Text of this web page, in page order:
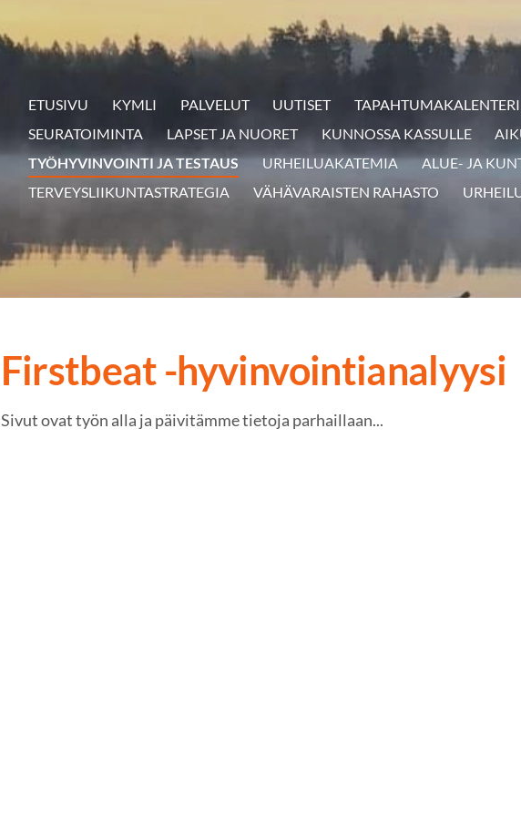
ETUSIVU KYMLI PALVELUT UUTISET
TAPAHTUMAKALENTERI
SEURATOIMINTA
LAPSET JA NUORET KUNNOSSA KASSULLE
TYÖHYVINVOINTI JA TESTAUS
URHEILUAKATEMIA
ALUE- JA
TERVEYSLIIKUNTASTRATEGIA
VÄHÄVARAISTEN RAHASTO
Firstbeat -hyvinvointianalyysi
Sivut ovat työn alla ja päivitämme tietoja parhaillaan...